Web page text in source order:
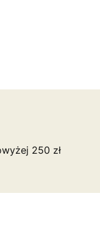
250 zł